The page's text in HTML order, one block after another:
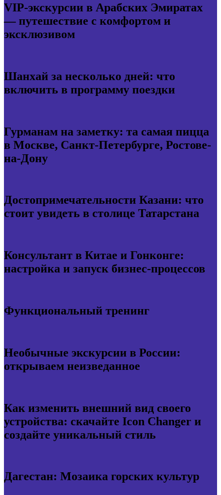
VIP-экскурсии в Арабских Эмиратах
— путешествие с комфортом и
эксклюзивом
Шанхай за несколько дней: что
включить в программу поездки
Гурманам на заметку: та самая пицца
в Москве, Санкт-Петербурге, Ростове-
на-Дону
Достопримечательности Казани: что
стоит увидеть в столице Татарстана
Консультант в Китае и Гонконге:
настройка и запуск бизнес-процессов
Функциональный тренинг
Необычные экскурсии в России:
открываем неизведанное
Как изменить внешний вид своего
устройства: скачайте Icon Changer и
создайте уникальный стиль
Дагестан: Мозаика горских культур